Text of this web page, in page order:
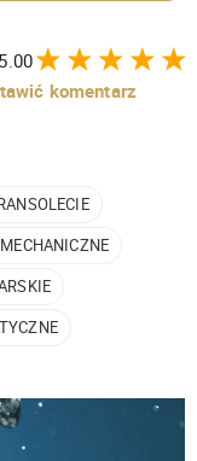
5.00
komentarz